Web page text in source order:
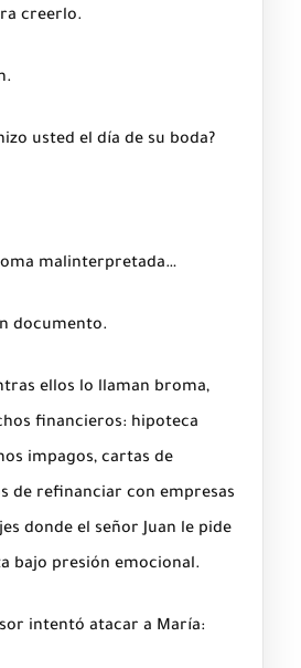
creerlo.
usted el día de su boda?
malinterpretada…
documento.
ellos lo llaman broma,
financieros: hipoteca
impagos, cartas de
de refinanciar con empresas
donde el señor Juan le pide
bajo presión emocional.
intentó atacar a María: